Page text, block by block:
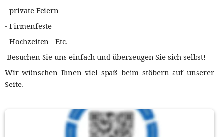
- private Feiern
- Firmenfeste
- Hochzeiten - Etc.
Besuchen Sie uns einfach und überzeugen Sie sich selbst!
Wir wünschen Ihnen viel spaß beim stöbern auf unserer
Seite.